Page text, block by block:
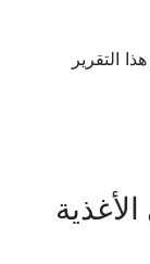
التقرير